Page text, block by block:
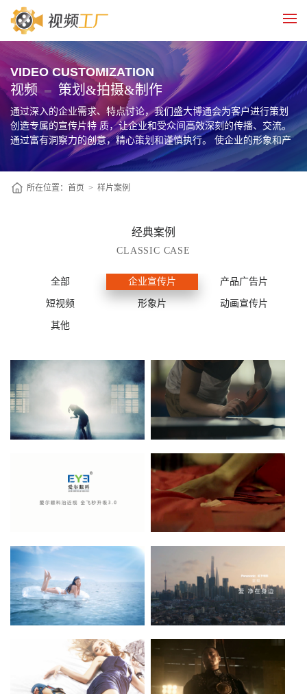
VIDEO CUSTOMIZATION
视频 策划&拍摄&制作
通过深入的企业需求、特点讨论，我们盛大博通会为客户进行策划
创造专属的宣传片特 质，让企业和受众间高效深刻的传播、交流。
通过富有洞察力的创意，精心策划和谨慎执行。 使企业的形象和产
品在大众视野里提高认知度，促使目标用户转化为企业忠诚的客
户。
所在位置： 首页 > 样片案例
经典案例
CLASSIC CASE
全部 企业宣传片 产品广告片
短视频 形象片 动画宣传片
其他
玛祖铭立MATSU20周年艺术片
水致臻健身TVC
点击查看》
爱尔眼科 - 摘眼镜篇
点击查看》
罗莱家纺 - 同床分立
点击查看》
ZIOXX：赤尾 - 让接触更亲密
点击查看》
松下Panasonic - 爱净在身边
点击查看》